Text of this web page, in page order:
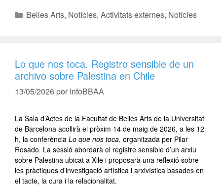
Belles Arts, Notícies, Activitats externes, Notícies
Lo que nos toca. Registro sensible de un
archivo sobre Palestina en Chile
13/05/2026 por InfoBBAA
La Sala d’Actes de la Facultat de Belles Arts de la Universitat
de Barcelona acollirà el pròxim 14 de maig de 2026, a les 12
h, la conferència Lo que nos toca, organitzada per Pilar
Rosado. La sessió abordarà el registre sensible d’un arxiu
sobre Palestina ubicat a Xile i proposarà una reflexió sobre
les pràctiques d’investigació artística i arxivística basades en
el tacte, la cura i la relacionalitat.